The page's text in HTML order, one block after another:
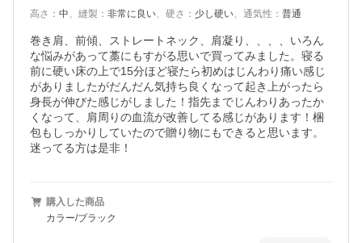
高さ ： 中、 縫製 ： 非常に良い、 硬さ ： 少し硬い、 通気性 ： 普通
巻き肩、前傾、ストレートネック、肩凝り、、、、いろん
な悩みがあって藁にもすがる思いで買ってみました。寝る
前に硬い床の上で15分ほど寝たら初めはじんわり痛い感じ
がありましたがだんだん気持ち良くなって起き上がったら
身長が伸びた感じがしました！指先までじんわりあったか
くなって、肩周りの血流が改善してる感じがあります！梱
包もしっかりしていたので贈り物にもできると思います。
迷ってる方は是非！
購入した商品
カラー/ブラック